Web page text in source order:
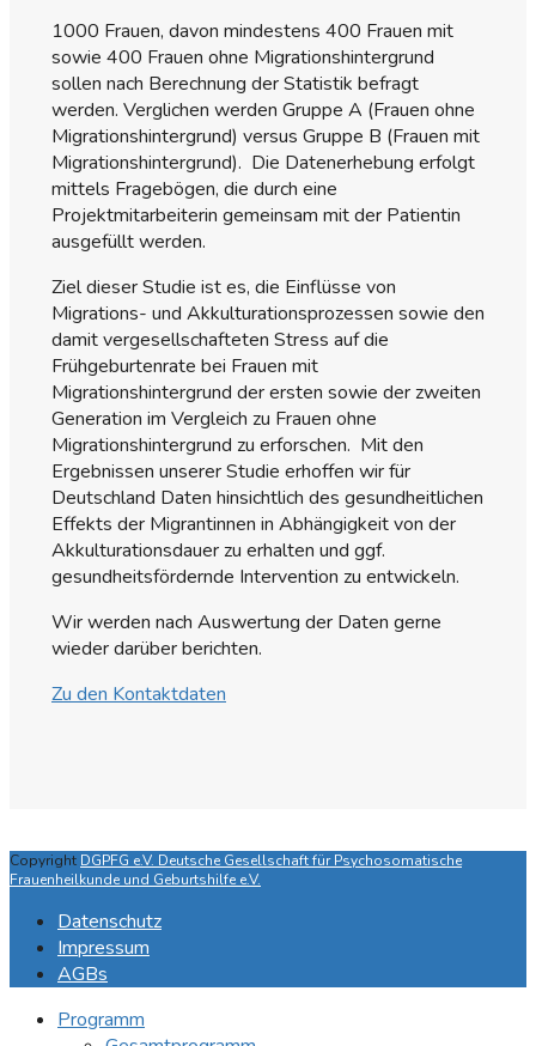
1000 Frauen, davon mindestens 400 Frauen mit
sowie 400 Frauen ohne Migrationshintergrund
sollen nach Berechnung der Statistik befragt
werden. Verglichen werden Gruppe A (Frauen ohne
Migrationshintergrund) versus Gruppe B (Frauen mit
Migrationshintergrund). Die Datenerhebung erfolgt
mittels Fragebögen, die durch eine
Projektmitarbeiterin gemeinsam mit der Patientin
ausgefüllt werden.
Ziel dieser Studie ist es, die Einflüsse von
Migrations- und Akkulturationsprozessen sowie den
damit vergesellschafteten Stress auf die
Frühgeburtenrate bei Frauen mit
Migrationshintergrund der ersten sowie der zweiten
Generation im Vergleich zu Frauen ohne
Migrationshintergrund zu erforschen. Mit den
Ergebnissen unserer Studie erhoffen wir für
Deutschland Daten hinsichtlich des gesundheitlichen
Effekts der Migrantinnen in Abhängigkeit von der
Akkulturationsdauer zu erhalten und ggf.
gesundheitsfördernde Intervention zu entwickeln.
Wir werden nach Auswertung der Daten gerne
wieder darüber berichten.
Zu den Kontaktdaten
Copyright DGPFG e.V. Deutsche Gesellschaft für Psychosomatische
Frauenheilkunde und Geburtshilfe e.V.
Datenschutz
Impressum
AGBs
Programm